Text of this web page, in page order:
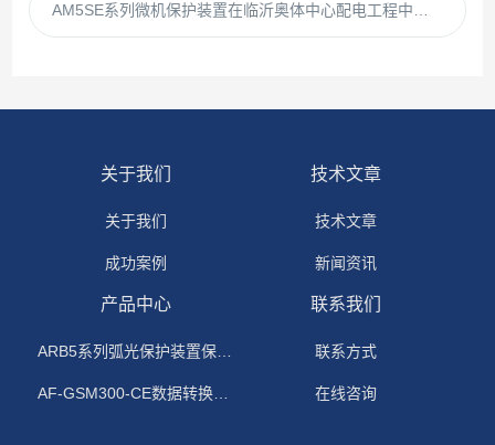
AM5SE系列微机保护装置在临沂奥体中心配电工程中的应用
关于我们
关于我们
成功案例
技术文章
技术文章
新闻资讯
产品中心
ARB5系列弧光保护装置保护功能原理
AF-GSM300-CE数据转换模块
联系我们
联系方式
在线咨询